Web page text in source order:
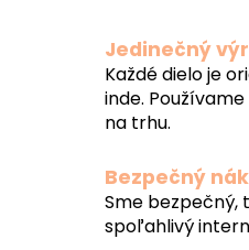
Jedinečný
Každé dielo je
inde.
na trhu.
Bezpečný
Sme
spoľahlivý